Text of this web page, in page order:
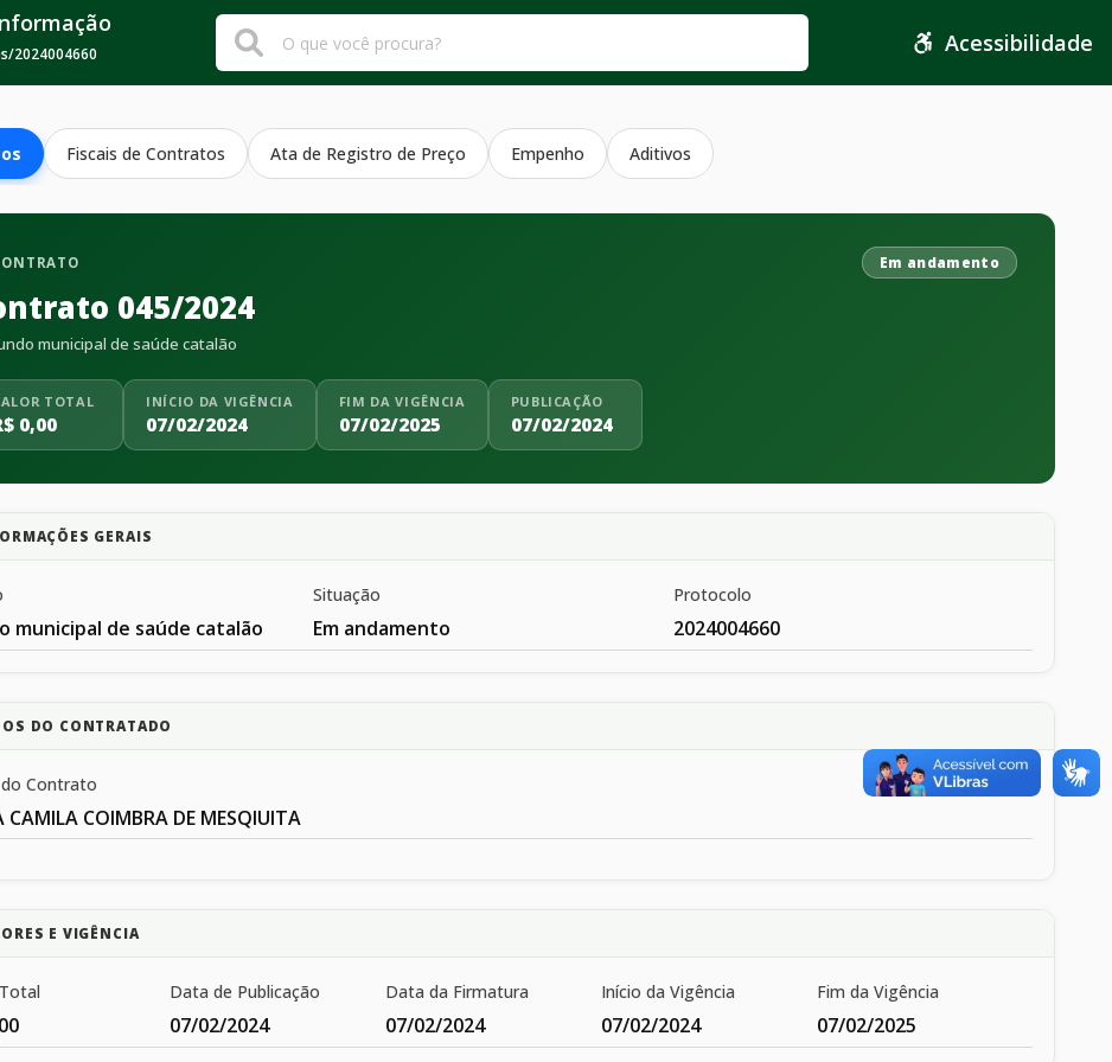
/2024004660 Acessibilidade
Fiscais de Contratos Ata de Registro de Preço Empenho Aditivos
Em andamento
045/2024
municipal de saúde catalão
TOTAL
0,00
INÍCIO DA VIGÊNCIA
07/02/2024
FIM DA VIGÊNCIA
07/02/2025
PUBLICAÇÃO
07/02/2024
GERAIS
municipal de saúde catalão
Situação
Em andamento
Protocolo
2024004660
DO CONTRATADO
do Contrato
CAMILA COIMBRA DE MESQIUITA
E VIGÊNCIA
Data de Publicação
07/02/2024
Data da Firmatura
07/02/2024
Início da Vigência
07/02/2024
Fim da Vigência
07/02/2025